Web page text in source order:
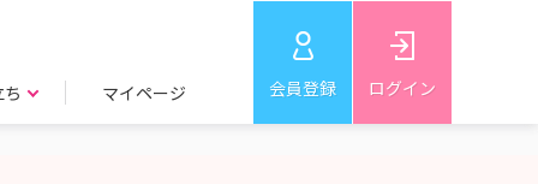
マイページ 会員登録 ログイン